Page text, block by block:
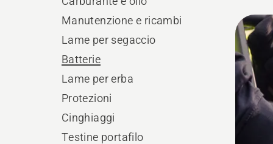
Manutenzione e ricambi
Lame per segaccio
Batterie
Lame per erba
Protezioni
Cinghiaggi
Testine portafilo
Tutti
i